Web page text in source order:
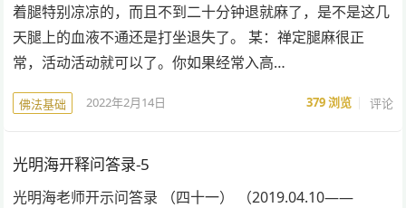
着腿特别凉凉的，而且不到二十分钟退就麻了，是不是这几
天腿上的血液不通还是打坐退失了。 某：禅定腿麻很正
常，活动活动就可以了。你如果经常入高…
佛法基础 2022年2月14日 379浏览 评论
光明海开释问答录-5
光明海老师开示问答录 （四十一） （2019.04.10——